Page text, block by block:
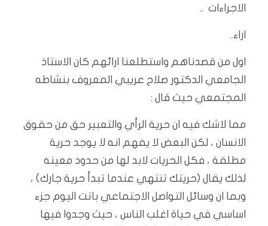
الاجراءات ..
اراء..
اول من قصدناهم واستطلعنا ارائهم كان الاستاذ
الجامعي الدكتور صلاح عريبي المعروف بنشاطه
المجتمعي حيث قال :
مما لاشك فيه ان حرية الرأي والتعبير حق من حقوق
الانسان ، لكن البعض لا يفهم انه لا يوجد حرية
مطلقة ، فكل الحريات لابد لها من حدود معينه
لذلك يقال (حريتك تنتهي عندما تبدأ حرية جارك) ،
وبما ان وسائل التواصل الاجتماعي باتت اليوم جزء
اساسي في حياة اغلب الناس ، حيث وجدوا فيها